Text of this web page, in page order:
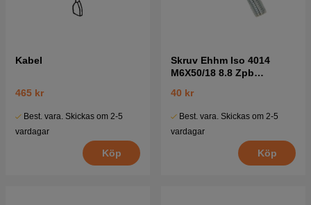
Kabel
465 kr
Best. vara. Skickas om 2-5
vardagar
Köp
Skruv Ehhm Iso 4014
M6X50/18 8.8 Zpb
40 kr
Best. vara. Skickas om 2-5
vardagar
Köp